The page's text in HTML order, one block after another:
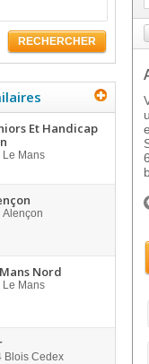
RECHERCHER
Et Handicap
Le Mans
Alençon
Nord
Le Mans
Blois Cedex